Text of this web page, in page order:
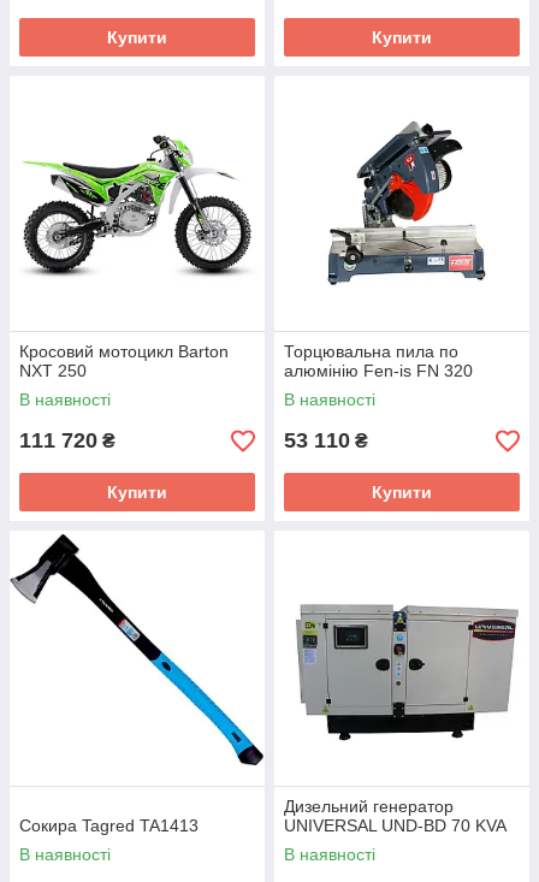
Купити Купити
Кросовий мотоцикл Barton
NXT 250
В наявності
111 720 ₴
Купити
Торцювальна пила по
алюмінію Fen-is FN 320
В наявності
53 110 ₴
Купити
Сокира Tagred TA1413
В наявності
Дизельний генератор
UNIVERSAL UND-BD 70 KVA
В наявності